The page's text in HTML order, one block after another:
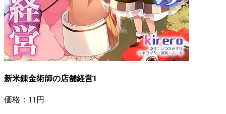
新米錬金術師の店舗経営1
価格：11円